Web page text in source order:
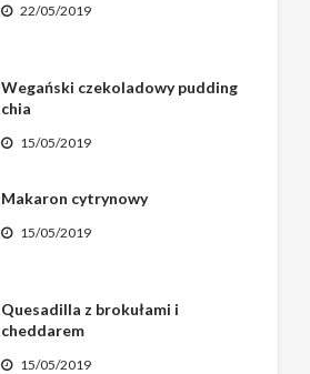
22/05/2019
Wegański czekoladowy pudding
chia
15/05/2019
Makaron cytrynowy
15/05/2019
Quesadilla z brokułami i
cheddarem
15/05/2019